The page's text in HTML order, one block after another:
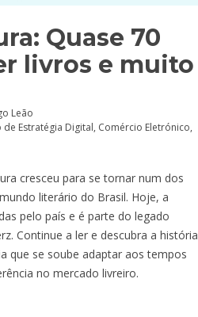
Quase 70
livros e muito
Leão
de Estratégia Digital, Comércio Eletrónico,
cresceu para se tornar num dos
literário do Brasil. Hoje, a
pelo país e é parte do legado
Continue a ler e descubra a história
que se soube adaptar aos tempos
no mercado livreiro.